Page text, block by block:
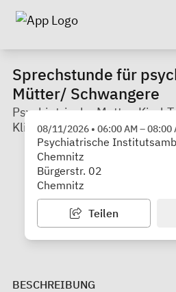
Sprechstunde für
Mütter/ Schwangere
Psychiatrische Mutter-Kind-
Klinikum Chemnitz
08/11/2026 • 06:00 AM–08:00
Psychiatrische
Chemnitz
Bürgerstr. 02
Chemnitz
Teilen
BESCHREIBUNG